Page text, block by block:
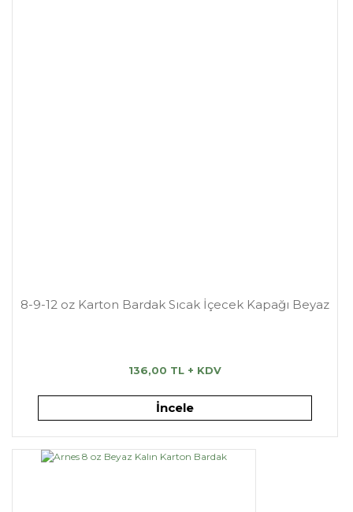
8-9-12 oz Karton Bardak Sıcak İçecek Kapağı Beyaz
136,00 TL + KDV
İncele